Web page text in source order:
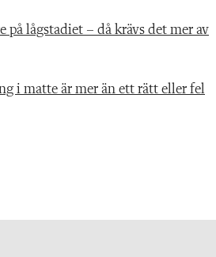
på lågstadiet – då krävs det mer av
i matte är mer än ett rätt eller fel